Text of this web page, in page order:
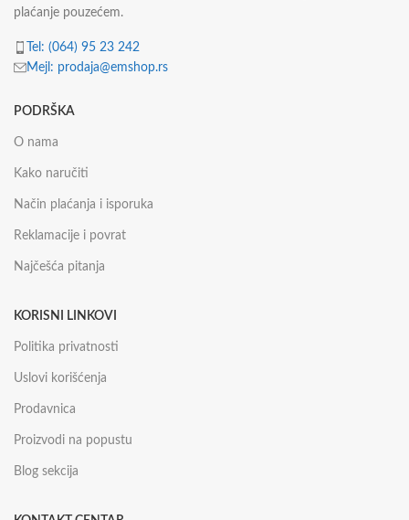
plaćanje pouzećem.
Tel: (064) 95 23 242
Mejl: prodaja@emshop.rs
PODRŠKA
O nama
Kako naručiti
Način plaćanja i isporuka
Reklamacije i povrat
Najčešća pitanja
KORISNI LINKOVI
Politika privatnosti
Uslovi korišćenja
Prodavnica
Proizvodi na popustu
Blog sekcija